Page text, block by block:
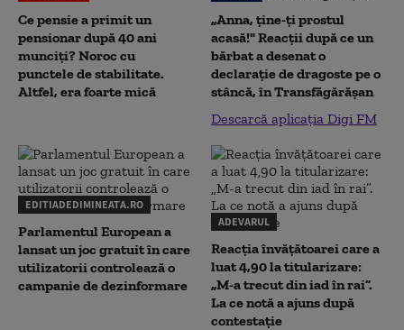
Ce pensie a primit un
pensionar după 40 ani
munciți? Noroc cu
punctele de stabilitate.
Altfel, era foarte mică
„Anna, ţine-ţi prostul
acasă!" Reacţii după ce un
bărbat a desenat o
declaraţie de dragoste pe o
stâncă, în Transfăgărăşan
Descarcă aplicația Digi FM
EDITIADEDIMINEATA.RO
Parlamentul European a
lansat un joc gratuit în care
utilizatorii controlează o
campanie de dezinformare
ADEVARUL
Reacția învățătoarei care a
luat 4,90 la titularizare:
„M-a trecut din iad în rai”.
La ce notă a ajuns după
contestație